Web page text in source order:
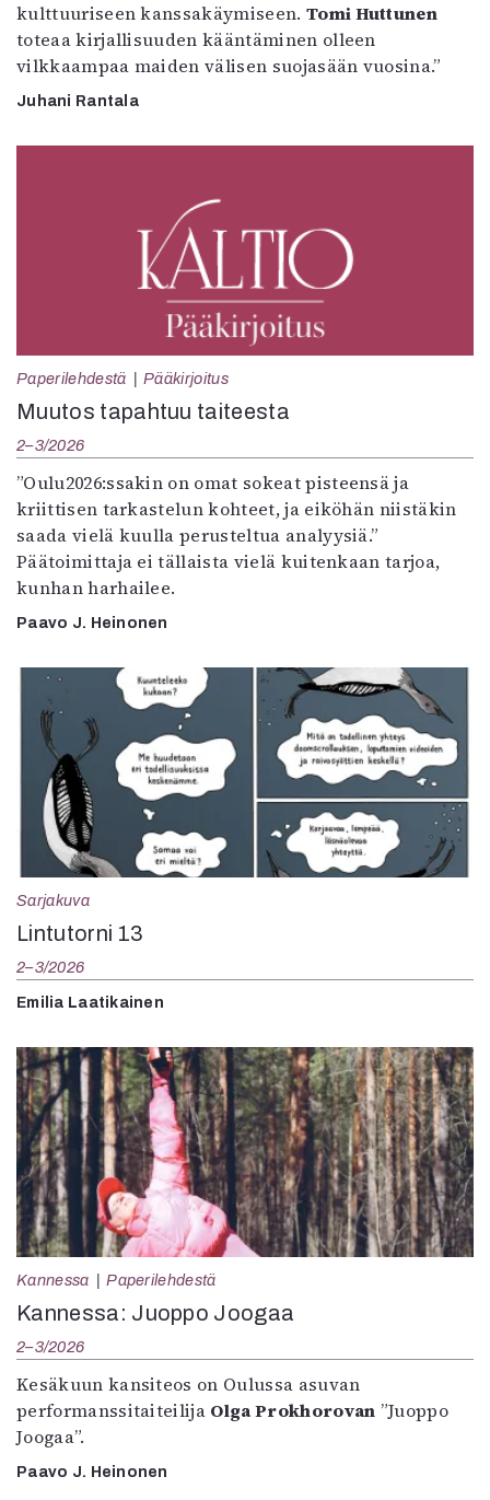
kulttuuriseen kanssakäymiseen. Tomi Huttunen
toteaa kirjallisuuden kääntäminen olleen
vilkkaampaa maiden välisen suojasään vuosina.”
Juhani Rantala
Paperilehdestä Pääkirjoitus
Muutos tapahtuu taiteesta
2–3/2026
”Oulu2026:ssakin on omat sokeat pisteensä ja
kriittisen tarkastelun kohteet, ja eiköhän niistäkin
saada vielä kuulla perusteltua analyysiä.”
Päätoimittaja ei tällaista vielä kuitenkaan tarjoa,
kunhan harhailee.
Paavo J. Heinonen
Sarjakuva
Lintutorni 13
2–3/2026
Emilia Laatikainen
Kannessa Paperilehdestä
Kannessa: Juoppo Joogaa
2–3/2026
Kesäkuun kansiteos on Oulussa asuvan
performanssitaiteilija Olga Prokhorovan ”Juoppo
Joogaa”.
Paavo J. Heinonen